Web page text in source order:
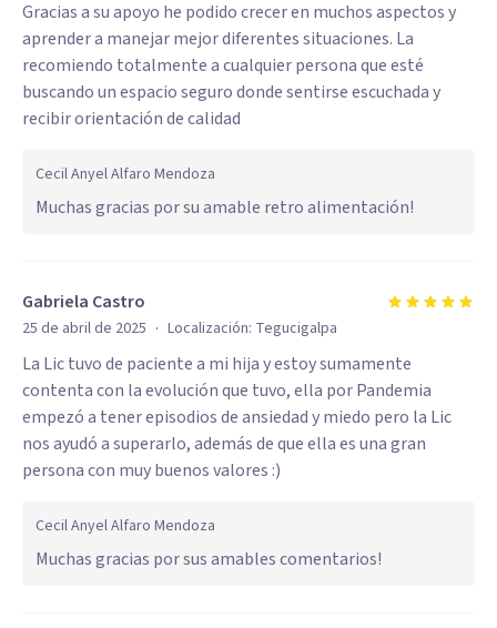
Gracias a su apoyo he podido crecer en muchos aspectos y
aprender a manejar mejor diferentes situaciones. La
recomiendo totalmente a cualquier persona que esté
buscando un espacio seguro donde sentirse escuchada y
recibir orientación de calidad
Cecil Anyel Alfaro Mendoza
Muchas gracias por su amable retro alimentación!
Gabriela Castro
25 de abril de 2025 · Localización: Tegucigalpa
La Lic tuvo de paciente a mi hija y estoy sumamente
contenta con la evolución que tuvo, ella por Pandemia
empezó a tener episodios de ansiedad y miedo pero la Lic
nos ayudó a superarlo, además de que ella es una gran
persona con muy buenos valores :)
Cecil Anyel Alfaro Mendoza
Muchas gracias por sus amables comentarios!